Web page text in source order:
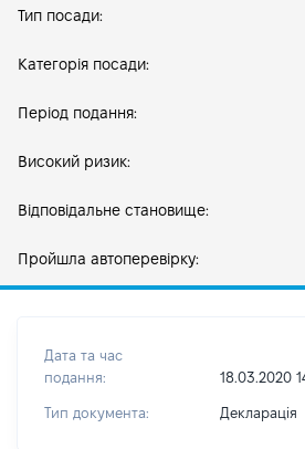
Тип посади:
Категорія посади:
Період подання:
Високий ризик:
Відповідальне становище:
Пройшла автоперевірку:
Дата та час
подання:
18.03.2020
Тип документа: Декларація